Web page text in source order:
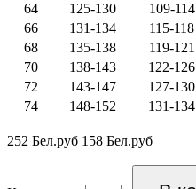
64
125-130 109-114
66
131-134 115-118
68
135-138 119-121
70
138-143 122-126
72
143-147 127-130
74
148-152 131-134
252 Бел.руб 158 Бел.руб